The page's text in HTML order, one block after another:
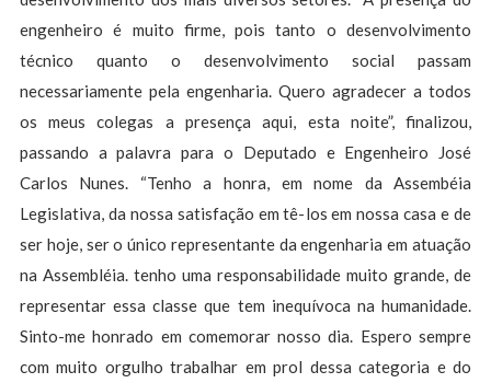
engenheiro é muito firme, pois tanto o desenvolvimento
técnico quanto o desenvolvimento social passam
necessariamente pela engenharia. Quero agradecer a todos
os meus colegas a presença aqui, esta noite”, finalizou,
passando a palavra para o Deputado e Engenheiro José
Carlos Nunes. “Tenho a honra, em nome da Assembéia
Legislativa, da nossa satisfação em tê-los em nossa casa e de
ser hoje, ser o único representante da engenharia em atuação
na Assembléia. tenho uma responsabilidade muito grande, de
representar essa classe que tem inequívoca na humanidade.
Sinto-me honrado em comemorar nosso dia. Espero sempre
com muito orgulho trabalhar em prol dessa categoria e do